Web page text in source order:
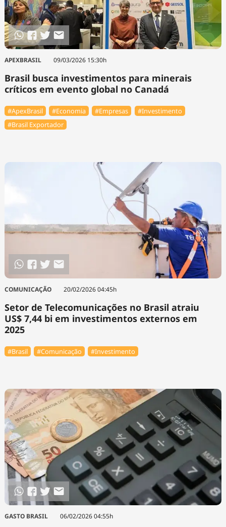
APEXBRASIL 09/03/2026 15:30h
Brasil busca investimentos para minerais
críticos em evento global no Canadá
#ApexBrasil #Economia #Empresas
#Investimento
#Brasil Exportador
COMUNICAÇÃO 20/02/2026 04:45h
Setor de Telecomunicações no Brasil atraiu
US$ 7,44 bi em investimentos externos em
2025
#Brasil #Comunicação #Investimento
GASTO BRASIL 06/02/2026 04:55h